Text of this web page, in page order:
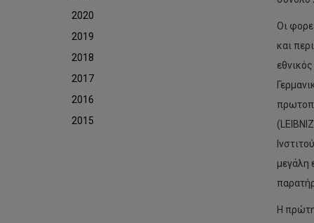
2020
2019
2018
2017
2016
2015
Οι
και
μεγάλη
Η